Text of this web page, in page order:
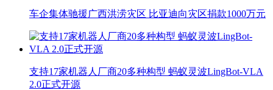
车企集体驰援广西洪涝灾区 比亚迪向灾区捐款1000万元
支持17家机器人厂商20多种构型 蚂蚁灵波LingBot-VLA
2.0正式开源